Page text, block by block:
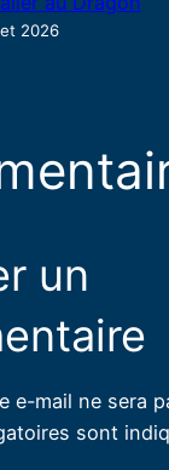
2026
un
e-mail ne sera
sont